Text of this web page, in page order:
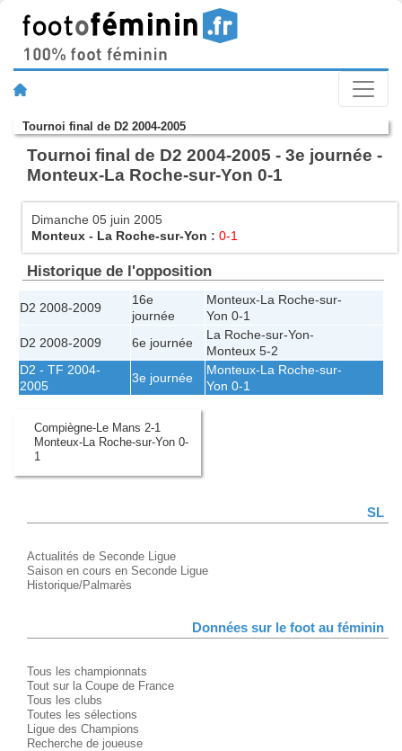
Tournoi final de D2 2004-2005
Tournoi final de D2 2004-2005 - 3e journée -
Monteux-La Roche-sur-Yon 0-1
Dimanche 05 juin 2005
Monteux - La Roche-sur-Yon : 0-1
Historique de l'opposition
D2 2008-2009
16e
journée
Monteux-La Roche-sur-
Yon 0-1
D2 2008-2009
6e journée
La Roche-sur-Yon-
Monteux 5-2
D2 - TF 2004-
2005
3e journée
Monteux-La Roche-sur-
Yon 0-1
Compiègne-Le Mans 2-1
Monteux-La Roche-sur-Yon 0-
1
SL
Actualités de Seconde Ligue
Saison en cours en Seconde Ligue
Historique/Palmarès
Données sur le foot au féminin
Tous les championnats
Tout sur la Coupe de France
Tous les clubs
Toutes les sélections
Ligue des Champions
Recherche de joueuse